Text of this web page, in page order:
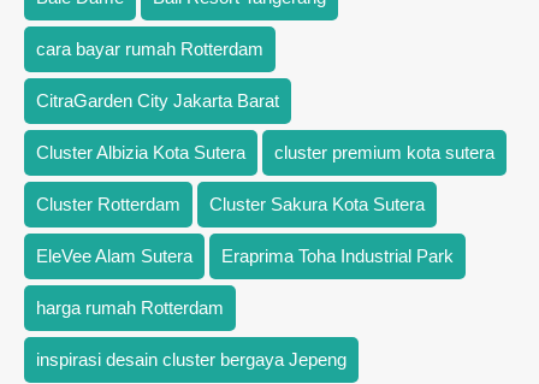
cara bayar rumah Rotterdam
CitraGarden City Jakarta Barat
Cluster Albizia Kota Sutera cluster premium kota sutera
Cluster Rotterdam Cluster Sakura Kota Sutera
EleVee Alam Sutera Eraprima Toha Industrial Park
harga rumah Rotterdam
inspirasi desain cluster bergaya Jepeng